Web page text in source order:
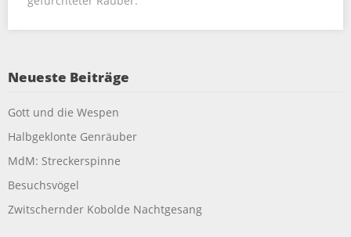
Neueste Beiträge
Gott und die Wespen
Halbgeklonte Genräuber
MdM: Streckerspinne
Besuchsvögel
Zwitschernder Kobolde Nachtgesang